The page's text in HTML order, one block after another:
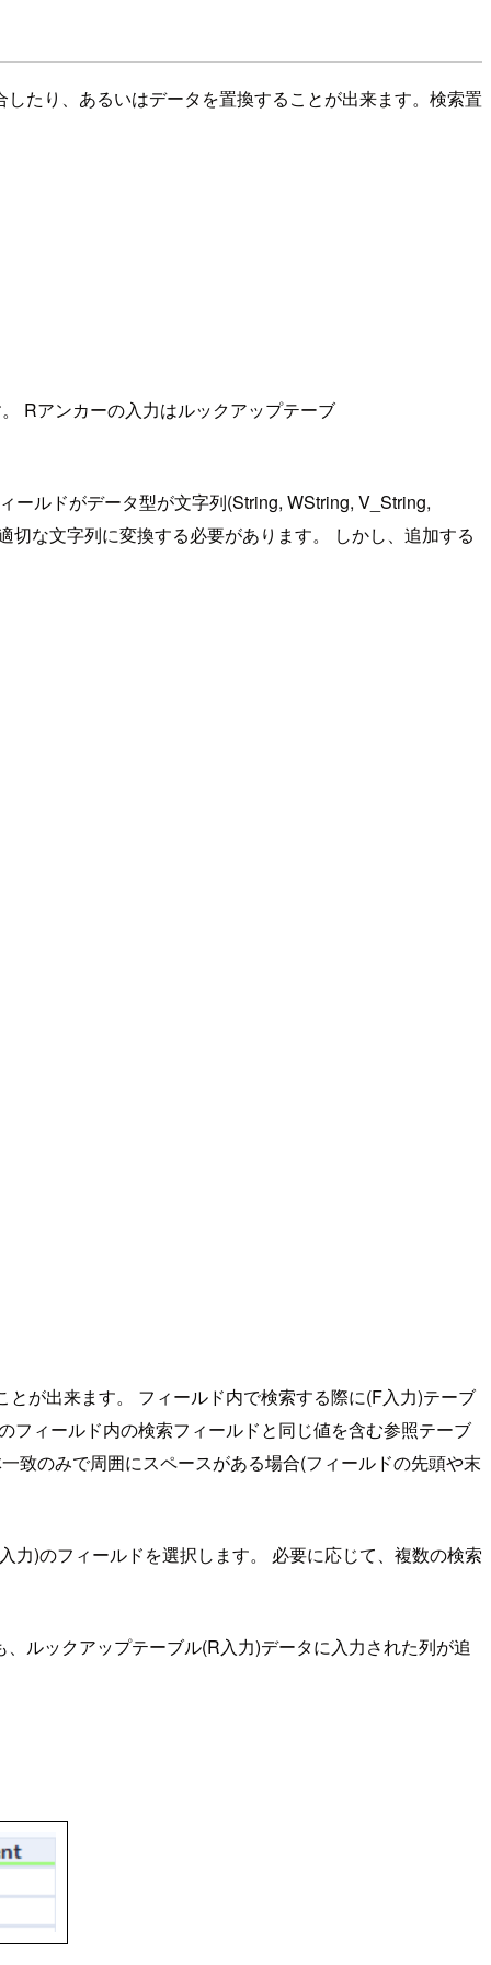
たり、あるいはデータを置換することが出来ます。検索置
Rアンカーの入力はルックアップテーブ
ールドがデータ型が文字列(String, WString, V_String,
な文字列に変換する必要があります。 しかし、追加する
が出来ます。 フィールド内で検索する際に(F入力)テーブ
フィールド内の検索フィールドと同じ値を含む参照テーブ
致のみで周囲にスペースがある場合(フィールドの先頭や末
)のフィールドを選択します。 必要に応じて、複数の検索
ルックアップテーブル(R入力)データに入力された列が追